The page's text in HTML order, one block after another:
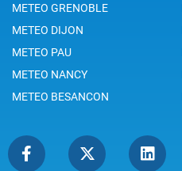
METEO GRENOBLE
METEO DIJON
METEO PAU
METEO NANCY
METEO BESANCON